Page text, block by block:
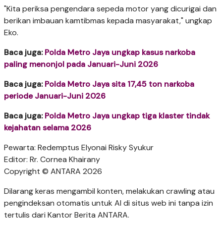
"Kita periksa pengendara sepeda motor yang dicurigai dan
berikan imbauan kamtibmas kepada masyarakat," ungkap
Eko.
Baca juga:Polda Metro Jaya ungkap kasus narkoba
paling menonjol pada Januari-Juni 2026
Baca juga:Polda Metro Jaya sita 17,45 ton narkoba
periode Januari-Juni 2026
Baca juga:Polda Metro Jaya ungkap tiga klaster tindak
kejahatan selama 2026
Pewarta: Redemptus Elyonai Risky Syukur
Editor: Rr. Cornea Khairany
Copyright © ANTARA 2026
Dilarang keras mengambil konten, melakukan crawling atau
pengindeksan otomatis untuk AI di situs web ini tanpa izin
tertulis dari Kantor Berita ANTARA.